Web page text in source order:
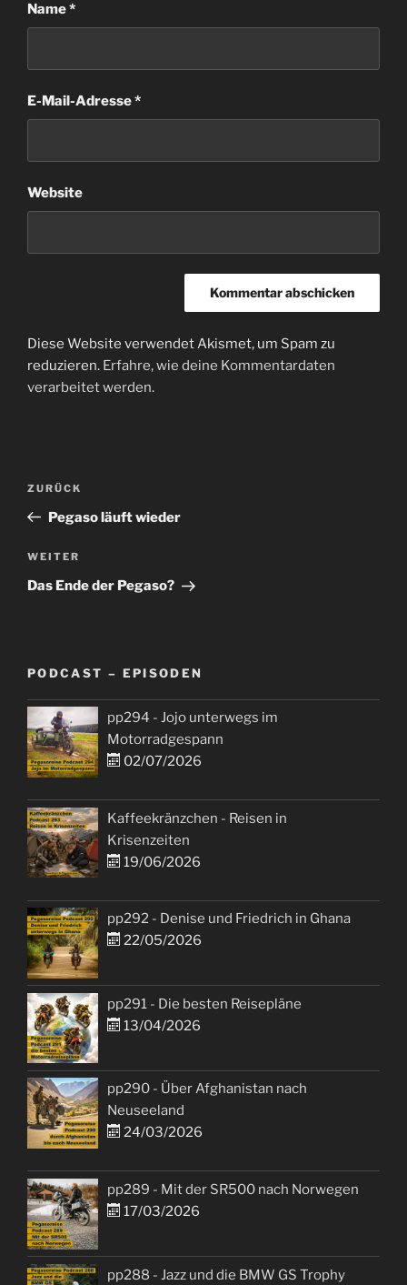
Name*
E-Mail-Adresse*
Website
Diese Website verwendet Akismet, um Spam zu
reduzieren. Erfahre, wie deine Kommentardaten
verarbeitet werden.
Beitragsnavigation
Vorheriger
Beitrag
ZURÜCK
Pegaso läuft wieder
Nächster
Beitrag
WEITER
Das Ende der Pegaso?
PODCAST – EPISODEN
pp294 - Jojo unterwegs im
Motorradgespann
02/07/2026
Kaffeekränzchen - Reisen in
Krisenzeiten
19/06/2026
pp292 - Denise und Friedrich in Ghana
22/05/2026
pp291 - Die besten Reisepläne
13/04/2026
pp290 - Über Afghanistan nach
Neuseeland
24/03/2026
pp289 - Mit der SR500 nach Norwegen
17/03/2026
pp288 - Jazz und die BMW GS Trophy